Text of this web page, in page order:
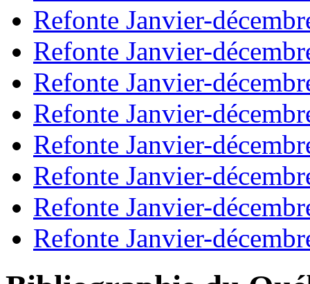
Refonte Janvier-
Refonte Janvier-
Refonte Janvier-
Refonte Janvier-
Refonte Janvier-
Refonte Janvier-
Refonte Janvier-
Refonte Janvier-